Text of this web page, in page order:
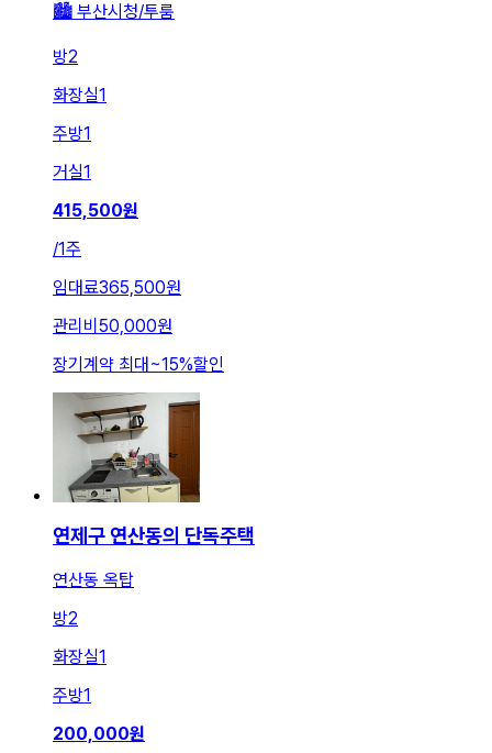
🏙️ 부산시청/투룸
방2
화장실1
주방1
거실1
415,500원
/1주
임대료365,500원
관리비 50,000원
장기계약 최대 ~15%할인
연제구 연산동의 단독주택
연산동 옥탑
방2
화장실1
주방1
200,000원